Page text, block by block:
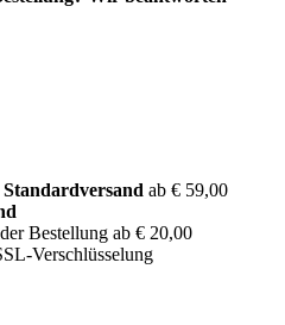
ab € 59,00
Bestellung ab € 20,00
Verschlüsselung